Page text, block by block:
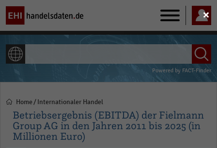
Main
navigation
Powered by FACT-Finder
Pfadnavigation
Home Internationaler Handel
Betriebsergebnis (EBITDA) der Fielmann
Group AG in den Jahren 2011 bis 2025 (in
Millionen Euro)